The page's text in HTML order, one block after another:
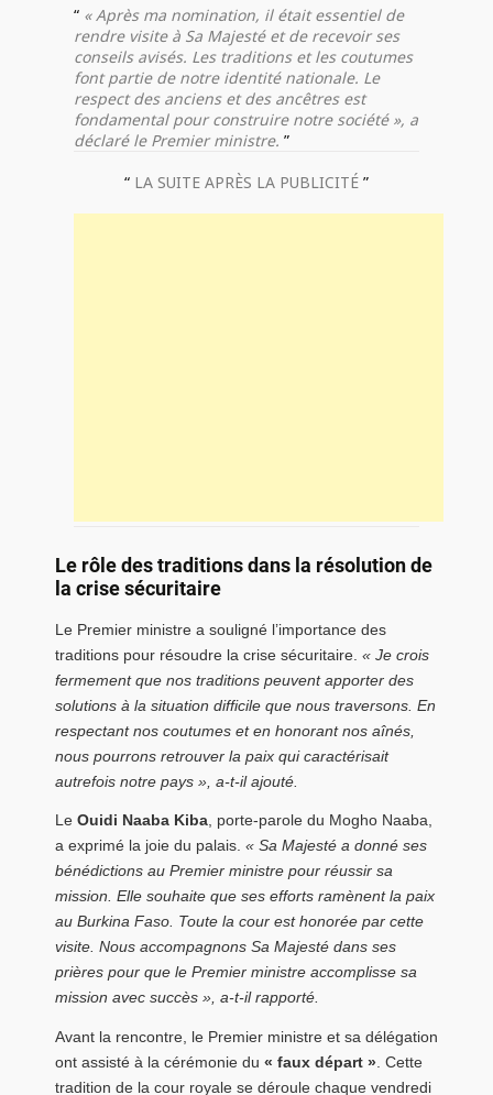
« Après ma nomination, il était essentiel de
rendre visite à Sa Majesté et de recevoir ses
conseils avisés. Les traditions et les coutumes
font partie de notre identité nationale. Le
respect des anciens et des ancêtres est
fondamental pour construire notre société », a
déclaré le Premier ministre.
LA SUITE APRÈS LA PUBLICITÉ
Le rôle des traditions dans la résolution de
la crise sécuritaire
Le Premier ministre a souligné l’importance des
traditions pour résoudre la crise sécuritaire. « Je crois
fermement que nos traditions peuvent apporter des
solutions à la situation difficile que nous traversons. En
respectant nos coutumes et en honorant nos aînés,
nous pourrons retrouver la paix qui caractérisait
autrefois notre pays », a-t-il ajouté.
Le Ouidi Naaba Kiba, porte-parole du Mogho Naaba,
a exprimé la joie du palais. « Sa Majesté a donné ses
bénédictions au Premier ministre pour réussir sa
mission. Elle souhaite que ses efforts ramènent la paix
au Burkina Faso. Toute la cour est honorée par cette
visite. Nous accompagnons Sa Majesté dans ses
prières pour que le Premier ministre accomplisse sa
mission avec succès », a-t-il rapporté.
Avant la rencontre, le Premier ministre et sa délégation
ont assisté à la cérémonie du « faux départ » . Cette
tradition de la cour royale se déroule chaque vendredi